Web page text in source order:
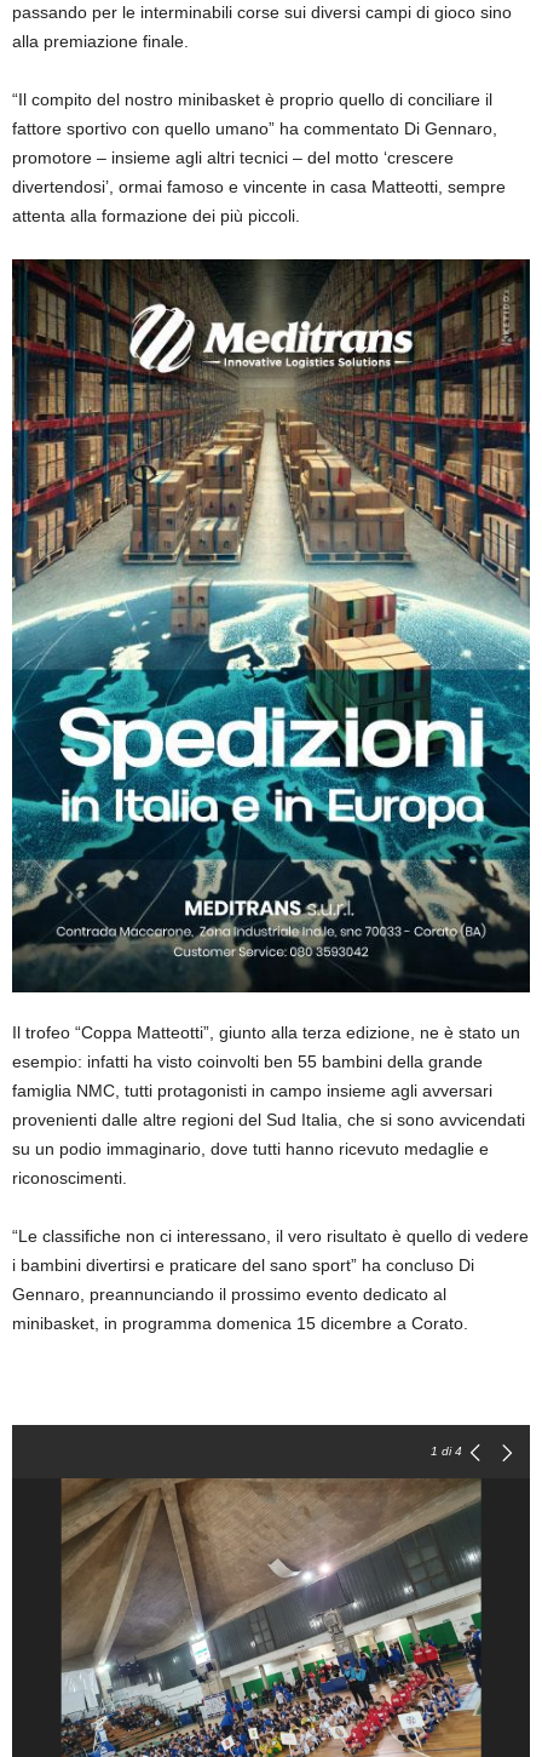
passando per le interminabili corse sui diversi campi di gioco sino
alla premiazione finale.
“Il compito del nostro minibasket è proprio quello di conciliare il
fattore sportivo con quello umano” ha commentato Di Gennaro,
promotore – insieme agli altri tecnici – del motto ‘crescere
divertendosi’, ormai famoso e vincente in casa Matteotti, sempre
attenta alla formazione dei più piccoli.
Il trofeo “Coppa Matteotti”, giunto alla terza edizione, ne è stato un
esempio: infatti ha visto coinvolti ben 55 bambini della grande
famiglia NMC, tutti protagonisti in campo insieme agli avversari
provenienti dalle altre regioni del Sud Italia, che si sono avvicendati
su un podio immaginario, dove tutti hanno ricevuto medaglie e
riconoscimenti.
“Le classifiche non ci interessano, il vero risultato è quello di vedere
i bambini divertirsi e praticare del sano sport” ha concluso Di
Gennaro, preannunciando il prossimo evento dedicato al
minibasket, in programma domenica 15 dicembre a Corato.
1 di 4